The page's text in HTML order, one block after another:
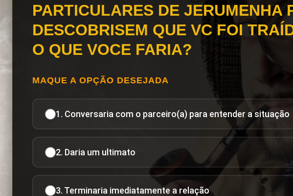
PARTICULARES DE JERUMENHA
DESCOBRISEM QUE VC FOI
O QUE VOCE FARIA?
MAQUE A OPÇÃO DESEJADA
1. Conversaria com o parceiro(a) para entender a situação
2. Daria um ultimato
3. Terminaria imediatamente a relação